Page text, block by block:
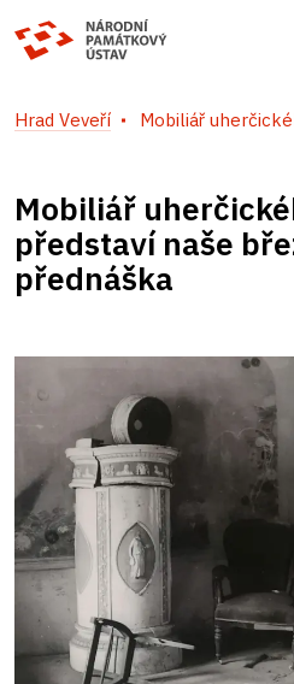
Hrad Veveří Mobiliář
Mobiliář
představí naše
přednáška